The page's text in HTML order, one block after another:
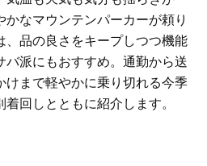
ェンダーレ
人気の40代髪型・ヘア
タログ
かなマウンテンパーカーが頼り
、品の良さをキープしつつ機能
バ派にもおすすめ。通勤から送
けまで軽やかに乗り切れる今季
回しとともに紹介します。